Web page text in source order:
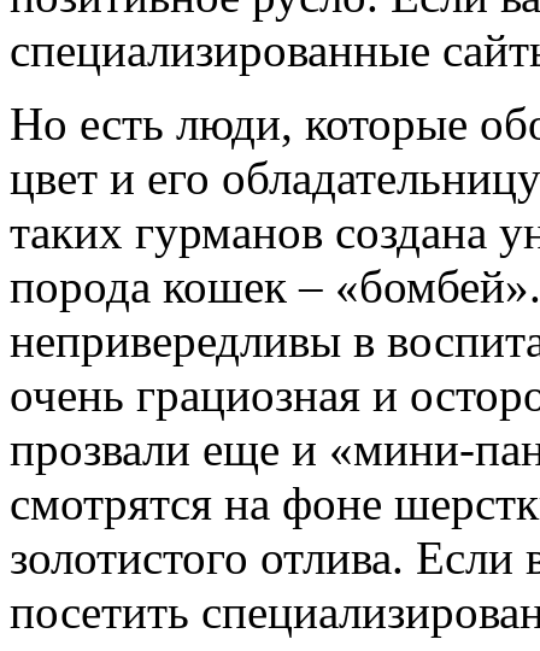
специализированные
Но есть люди, которые
цвет и его
таких гурманов создана
порода кошек –
непривередливы в
очень грациозная и
прозвали еще и «мини-
смотрятся на фоне
золотистого отлива.
посетить